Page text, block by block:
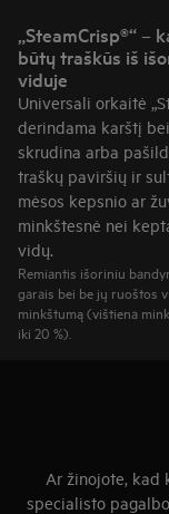
„SteamCrisp®“ –
būtų traškūs iš
viduje
Universali orkaitė
derindama karštį
skrudina arba
traškų paviršių ir
mėsos kepsnio ar
minkštesnė nei
vidų.
Remiantis išoriniu
garais bei be jų ruoštos
minkštumą (vištiena
iki 20 %).
Ar žinojote, kad
specialisto